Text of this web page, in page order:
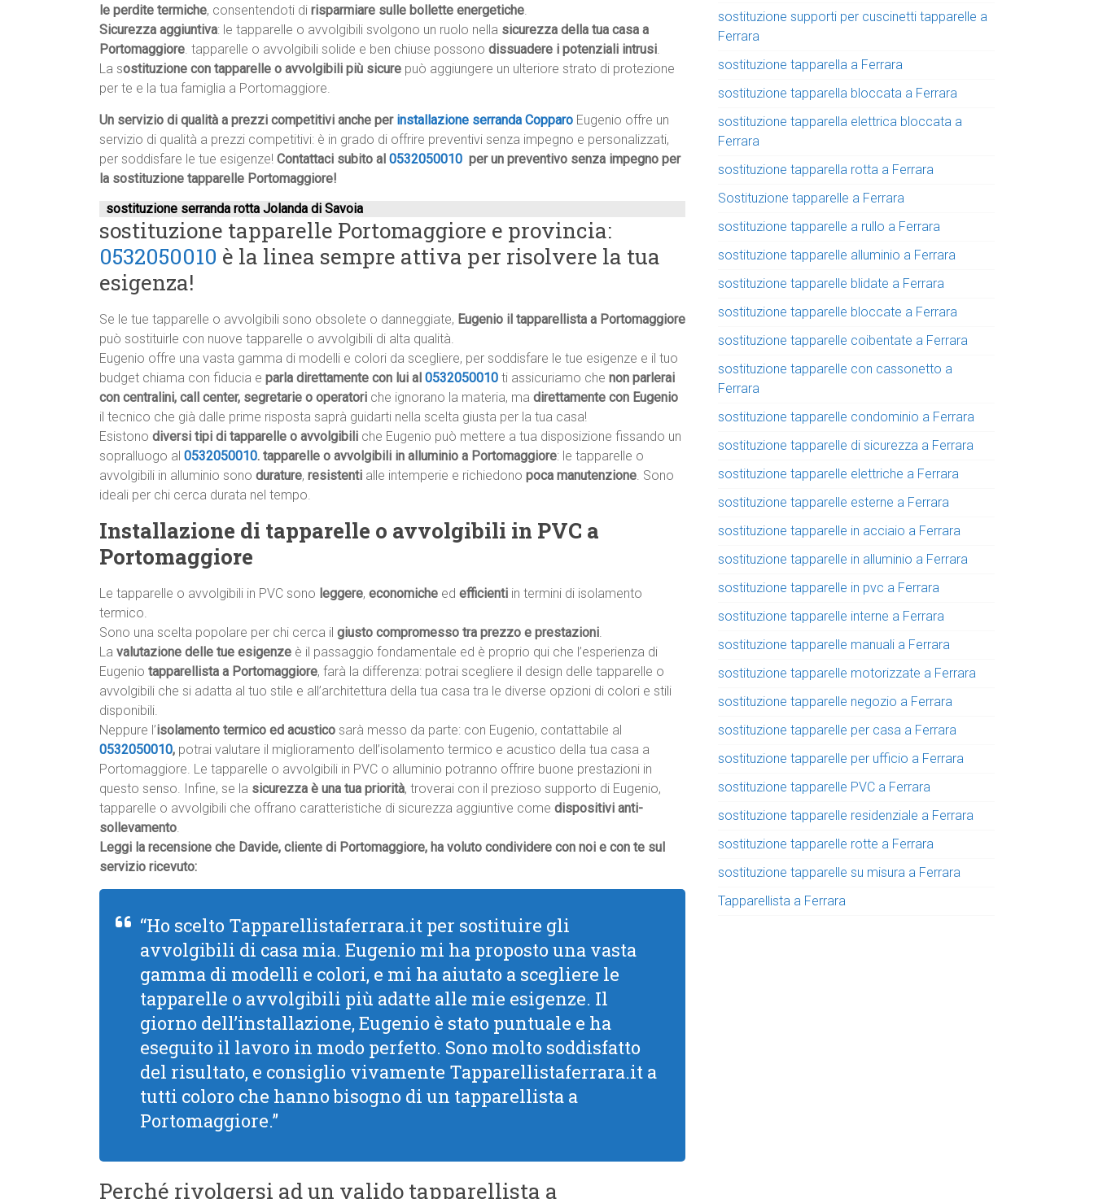
le perdite termiche, consentendoti di risparmiare sulle bollette energetiche.
Sicurezza aggiuntiva: le tapparelle o avvolgibili svolgono un ruolo nella sicurezza della tua casa a
Portomaggiore. tapparelle o avvolgibili solide e ben chiuse possono dissuadere i potenziali intrusi.
La sostituzione con tapparelle o avvolgibili più sicure può aggiungere un ulteriore strato di protezione
per te e la tua famiglia a Portomaggiore.
Un servizio di qualità a prezzi competitivi anche per installazione serranda Copparo Eugenio offre un
servizio di qualità a prezzi competitivi: è in grado di offrire preventivi senza impegno e personalizzati,
per soddisfare le tue esigenze! Contattaci subito al 0532050010 per un preventivo senza impegno per
la sostituzione tapparelle Portomaggiore!
sostituzione serranda rotta Jolanda di Savoia
sostituzione tapparelle Portomaggiore e provincia:
0532050010 è la linea sempre attiva per risolvere la tua
esigenza!
Se le tue tapparelle o avvolgibili sono obsolete o danneggiate, Eugenio il tapparellista a Portomaggiore
può sostituirle con nuove tapparelle o avvolgibili di alta qualità.
Eugenio offre una vasta gamma di modelli e colori da scegliere, per soddisfare le tue esigenze e il tuo
budget chiama con fiducia e parla direttamente con lui al 0532050010 ti assicuriamo che non parlerai
con centralini, call center, segretarie o operatori che ignorano la materia, ma direttamente con Eugenio
il tecnico che già dalle prime risposta saprà guidarti nella scelta giusta per la tua casa!
Esistono diversi tipi di tapparelle o avvolgibili che Eugenio può mettere a tua disposizione fissando un
sopralluogo al 0532050010. tapparelle o avvolgibili in alluminio a Portomaggiore: le tapparelle o
avvolgibili in alluminio sono durature, resistenti alle intemperie e richiedono poca manutenzione. Sono
ideali per chi cerca durata nel tempo.
Installazione di tapparelle o avvolgibili in PVC a
Portomaggiore
Le tapparelle o avvolgibili in PVC sono leggere, economiche ed efficienti in termini di isolamento
termico.
Sono una scelta popolare per chi cerca il giusto compromesso tra prezzo e prestazioni.
La valutazione delle tue esigenze è il passaggio fondamentale ed è proprio qui che l’esperienza di
Eugenio tapparellista a Portomaggiore, farà la differenza: potrai scegliere il design delle tapparelle o
avvolgibili che si adatta al tuo stile e all’architettura della tua casa tra le diverse opzioni di colori e stili
disponibili.
Neppure l’isolamento termico ed acustico sarà messo da parte: con Eugenio, contattabile al
0532050010, potrai valutare il miglioramento dell’isolamento termico e acustico della tua casa a
Portomaggiore. Le tapparelle o avvolgibili in PVC o alluminio potranno offrire buone prestazioni in
questo senso. Infine, se la sicurezza è una tua priorità, troverai con il prezioso supporto di Eugenio,
tapparelle o avvolgibili che offrano caratteristiche di sicurezza aggiuntive come dispositivi anti-
sollevamento.
Leggi la recensione che Davide, cliente di Portomaggiore, ha voluto condividere con noi e con te sul
servizio ricevuto:
“Ho scelto Tapparellistaferrara.it per sostituire gli
avvolgibili di casa mia. Eugenio mi ha proposto una vasta
gamma di modelli e colori, e mi ha aiutato a scegliere le
tapparelle o avvolgibili più adatte alle mie esigenze. Il
giorno dell’installazione, Eugenio è stato puntuale e ha
eseguito il lavoro in modo perfetto. Sono molto soddisfatto
del risultato, e consiglio vivamente Tapparellistaferrara.it a
tutti coloro che hanno bisogno di un tapparellista a
Portomaggiore.”
Perché rivolgersi ad un valido tapparellista a
sostituzione supporti per cuscinetti tapparelle a
Ferrara
sostituzione tapparella a Ferrara
sostituzione tapparella bloccata a Ferrara
sostituzione tapparella elettrica bloccata a
Ferrara
sostituzione tapparella rotta a Ferrara
Sostituzione tapparelle a Ferrara
sostituzione tapparelle a rullo a Ferrara
sostituzione tapparelle alluminio a Ferrara
sostituzione tapparelle blidate a Ferrara
sostituzione tapparelle bloccate a Ferrara
sostituzione tapparelle coibentate a Ferrara
sostituzione tapparelle con cassonetto a
Ferrara
sostituzione tapparelle condominio a Ferrara
sostituzione tapparelle di sicurezza a Ferrara
sostituzione tapparelle elettriche a Ferrara
sostituzione tapparelle esterne a Ferrara
sostituzione tapparelle in acciaio a Ferrara
sostituzione tapparelle in alluminio a Ferrara
sostituzione tapparelle in pvc a Ferrara
sostituzione tapparelle interne a Ferrara
sostituzione tapparelle manuali a Ferrara
sostituzione tapparelle motorizzate a Ferrara
sostituzione tapparelle negozio a Ferrara
sostituzione tapparelle per casa a Ferrara
sostituzione tapparelle per ufficio a Ferrara
sostituzione tapparelle PVC a Ferrara
sostituzione tapparelle residenziale a Ferrara
sostituzione tapparelle rotte a Ferrara
sostituzione tapparelle su misura a Ferrara
Tapparellista a Ferrara